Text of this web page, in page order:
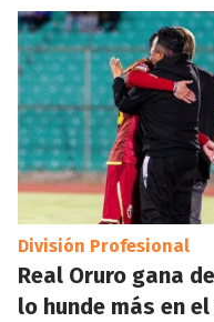
División Profesional
Real Oruro gana
lo hunde más en